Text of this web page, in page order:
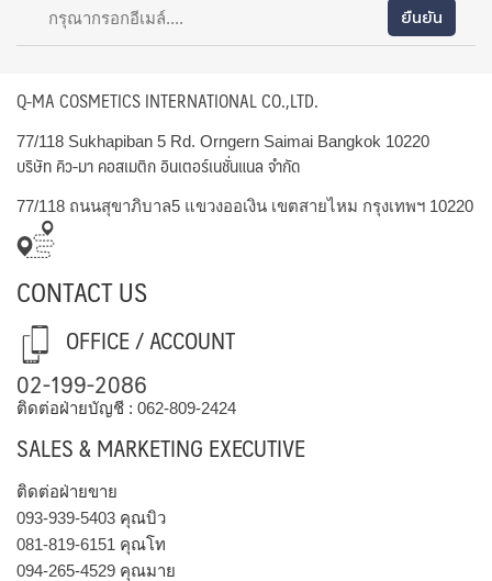
Q-MA COSMETICS INTERNATIONAL CO.,LTD.
77/118 Sukhapiban 5 Rd. Orngern Saimai Bangkok 10220
บริษัท คิว-มา คอสเมติก อินเตอร์เนชั่นแนล จำกัด
77/118 ถนนสุขาภิบาล5 แขวงออเงิน เขตสายไหม กรุงเทพฯ 10220
CONTACT US
OFFICE / ACCOUNT
02-199-2086
ติดต่อฝ่ายบัญชี : 062-809-2424
SALES & MARKETING EXECUTIVE
ติดต่อฝ่ายขาย
093-939-5403 คุณบิว
081-819-6151 คุณโท
094-265-4529 คุณมาย